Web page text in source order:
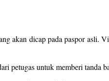
akan dicap pada paspor asli.
petugas untuk memberi tanda